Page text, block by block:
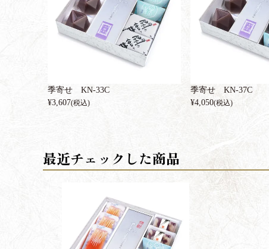
季寄せ KN-33C
¥3,607(税込)
季寄せ KN-37C
¥4,050(税込)